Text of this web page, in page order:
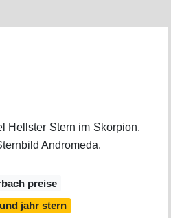
Hellster Stern im Skorpion.
Andromeda.
preise
jahr stern